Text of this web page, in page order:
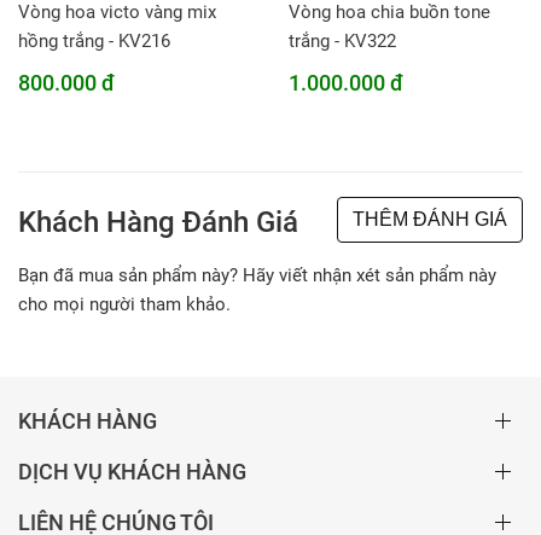
Vòng hoa victo vàng mix
hồng trắng - KV216
800.000 đ
Vòng hoa chia buồn tone
trắng - KV322
1.000.000 đ
Khách Hàng Đánh Giá THÊM ĐÁNH GIÁ
Bạn đã mua sản phẩm này? Hãy viết nhận xét sản phẩm này
cho mọi người tham khảo.
KHÁCH HÀNG
DỊCH VỤ KHÁCH HÀNG
LIÊN HỆ CHÚNG TÔI